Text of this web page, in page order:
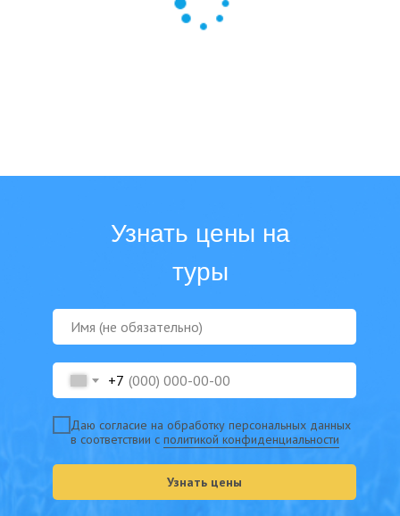
+7
Даю согласие на обработку персональных данных
в соответствии с политикой конфиденциальности
Узнать цены
Узнать цены на
туры
Подберем путешествие
специально для вас
Ваше имя